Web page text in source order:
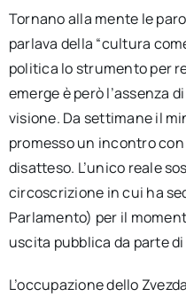
Tornano alla mente le
parlava della “cultura
politica lo strumento per
emerge è però l’assenza
visione. Da settimane il
promesso un incontro
disatteso. L’unico reale
circoscrizione in cui ha
Parlamento) per il
uscita pubblica da parte
L’occupazione dello